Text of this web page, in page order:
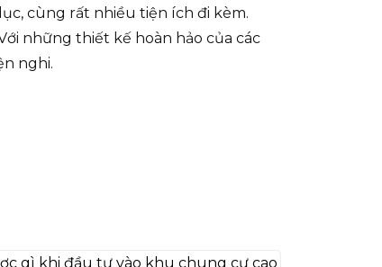
cùng rất nhiều tiện ích đi kèm.
những thiết kế hoàn hảo của các
nghi.